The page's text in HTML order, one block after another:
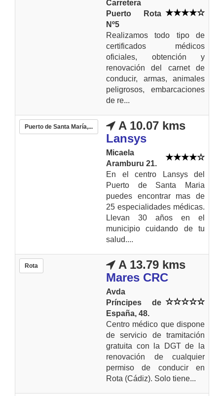
Carretera
Puerto Rota
Nº5
Realizamos todo tipo de
certificados médicos
oficiales, obtención y
renovación del carnet de
conducir, armas, animales
peligrosos, embarcaciones
de re...
Puerto de Santa María,...
A 10.07 kms
Lansys
Micaela
Aramburu 21.
En el centro Lansys del
Puerto de Santa Maria
puedes encontrar mas de
25 especialidades médicas.
Llevan 30 años en el
municipio cuidando de tu
salud....
Rota
A 13.79 kms
Mares CRC
Avda
Príncipes de
España, 48.
Centro médico que dispone
de servicio de tramitación
gratuita con la DGT de la
renovación de cualquier
permiso de conducir en
Rota (Cádiz). Solo tiene...